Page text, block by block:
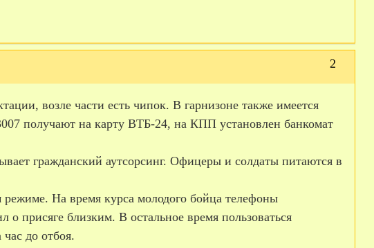
2
возле части есть чипок. В гарнизоне также имеется
получают на карту ВТБ-24, на КПП установлен банкомат
гражданский аутсорсинг. Офицеры и солдаты питаются в
На время курса молодого бойца телефоны
присяге близким. В остальное время пользоваться
до отбоя.